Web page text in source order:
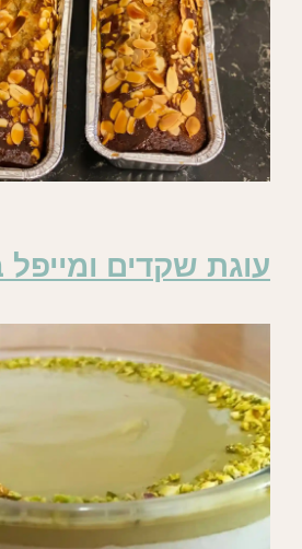
עוגת שקדים ומייפל ב-5